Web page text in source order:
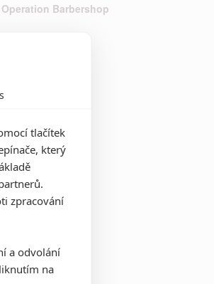
Barbershop
tlačítek
který
zpracování
a odvolání
na